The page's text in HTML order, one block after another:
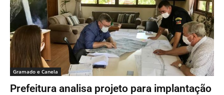
Gramado e Canela
Prefeitura analisa projeto para implantação